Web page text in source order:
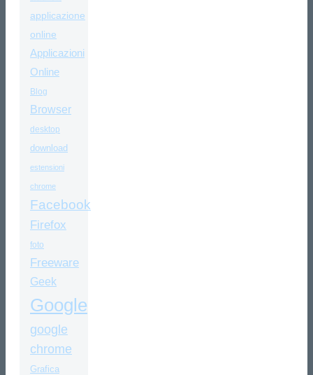
applicazione
online
Applicazioni
Online
Blog
Browser
desktop
download
estensioni
chrome
Facebook
Firefox
foto
Freeware
Geek
Google
google
chrome
Grafica